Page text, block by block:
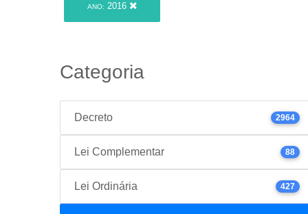
ANO: 2016
Categoria
Decreto 2964
Lei Complementar 88
Lei Ordinária 427